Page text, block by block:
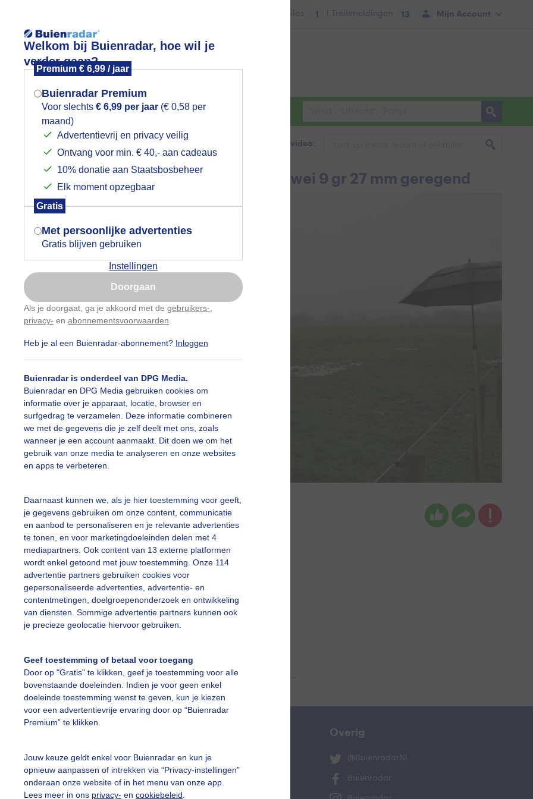
Welkom bij Buienradar, hoe wil je
verder gaan?
Premium € 6,99 / jaar
Buienradar Premium
Voor slechts € 6,99 per jaar (€ 0,58 per
maand)
Advertentievrij en privacy veilig
Ontvang voor min. € 40,- aan cadeaus
10% donatie aan Staatsbosbeheer
Elk moment opzegbaar
Gratis
Met persoonlijke advertenties
Gratis blijven gebruiken
Instellingen
Doorgaan
Als je doorgaat, ga je akkoord met de gebruikers-
privacy- en abonnementsvoorwaarden
Heb je al een Buienradar-abonnement? Inloggen
Buienradar is onderdeel van DPG Media.
Buienradar en DPG Media gebruiken cookies om
informatie over je apparaat, locatie, browser en
surfgedrag te verzamelen. Deze informatie combineren
we met de gegevens die je zelf deelt met ons, zoals
wanneer je een account aanmaakt. Dit doen we om het
gebruik van onze media te analyseren en onze websites
en apps te verbeteren.
Daarnaast kunnen we, als je hier toestemming voor geeft,
je gegevens gebruiken om onze content, communicatie
en aanbod te personaliseren en je relevante advertenties
te tonen, en voor marketingdoeleinden delen met 4
mediapartners. Ook content van 13 externe platformen
wordt enkel getoond met jouw toestemming. Onze 114
advertentie partners gebruiken cookies voor
gepersonaliseerde advertenties, advertentie- en
contentmetingen, doelgroepenonderzoek en ontwikkeling
van diensten. Sommige advertentie partners kunnen ook
je precieze geolocatie hiervoor gebruiken.
Geef toestemming of betaal voor toegang
Door op "Gratis" te klikken, geef je toestemming voor alle
bovenstaande doeleinden. Indien je voor geen enkel
doeleinde toestemming wenst te geven, kun je kiezen
voor een advertentievrije ervaring door op “Buienradar
Premium” te klikken.
Jouw keuze geldt enkel voor Buienradar en kun je
opnieuw aanpassen of intrekken via “Privacy-instellingen”
onderaan onze website of in het menu van onze app.
Lees meer in ons privacy- en cookiebeleid
Mijn Account
Files 1 | Treinmeldingen 13
Foto en video Weerzine
Zoeken in foto & video:
en regen waterplassen in de paarden wei 9 gr 27 mm geregend
en regen
Piet Grim Gemaakt: 01-04-2023, 192x bekeken
Natuur Dieren
slideshow
Een moment geduld aub...
vragen
De Bilt
Overig
@BuienradarNL
Buienradar
Mogen we je locatie gebruiken voor
het weer?
Indien je hier nog geen akkoord op hebt
gegeven, verschijnt er zo een pop-up uit
je browser waarin deze toestemming
gevraagd wordt.
Is goed, toon de popup
Nu niet, misschien later
Gebruik je Safari en wil je niet elke dag deze pop-up
Klikhierom dit aan te passen